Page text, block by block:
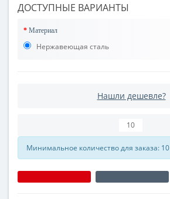
ДОСТУПНЫЕ ВАРИАНТЫ
Материал
Нержавеющая сталь
Нашли дешевле?
Минимальное количество для заказа: 10